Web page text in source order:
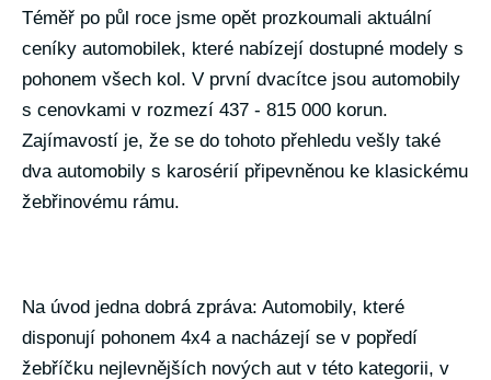
Téměř po půl roce jsme opět prozkoumali aktuální
ceníky automobilek, které nabízejí dostupné modely s
pohonem všech kol. V první dvacítce jsou automobily
s cenovkami v rozmezí 437 - 815 000 korun.
Zajímavostí je, že se do tohoto přehledu vešly také
dva automobily s karosérií připevněnou ke klasickému
žebřinovému rámu.
Na úvod jedna dobrá zpráva: Automobily, které
disponují pohonem 4x4 a nacházejí se v popředí
žebříčku nejlevnějších nových aut v této kategorii, v